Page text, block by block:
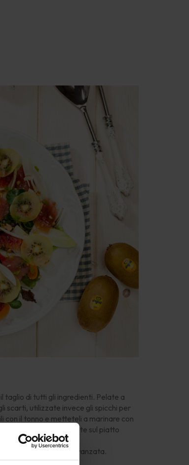
taglio di tutti gli ingredienti. Pelate a
scarti, utilizzate invece gli spicchi per
con il tonno e metteteli a marinare con
estratto. Disponete sul piatto
sbriciolate le noci
del tonno avanzata.